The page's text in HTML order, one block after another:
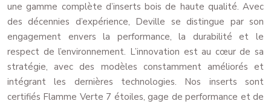
une gamme complète d’inserts bois de haute qualité. Avec
des décennies d’expérience, Deville se distingue par son
engagement envers la performance, la durabilité et le
respect de l’environnement. L’innovation est au cœur de sa
stratégie, avec des modèles constamment améliorés et
intégrant les dernières technologies. Nos inserts sont
certifiés Flamme Verte 7 étoiles, gage de performance et de